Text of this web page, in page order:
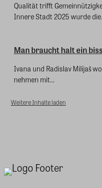
Qualität trifft
Innere Stadt 2025 wurde
Man braucht halt ein
Ivana und Radislav Milijaš
nehmen mit...
Weitere Inhalte laden